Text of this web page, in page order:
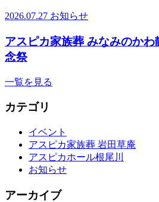
2026.07.27 お知らせ
アスピカ家族葬 みなみのか
念祭
一覧を見る
カテゴリ
イベント
アスピカ家族葬 岩田草庵
アスピカホール根尾川
お知らせ
アーカイブ